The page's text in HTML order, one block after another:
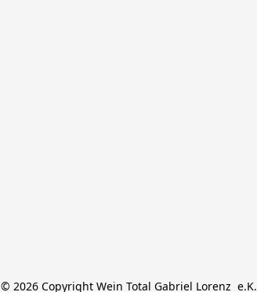
© 2026 Copyright Wein Total Gabriel Lorenz  e.K.